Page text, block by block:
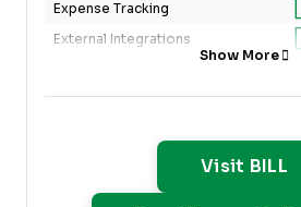
Expense Tracking
External Integrations
Notifications
Show More
Visit BILL